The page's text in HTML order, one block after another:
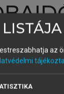
lépj be
felhasználóként
A regisztráció
az